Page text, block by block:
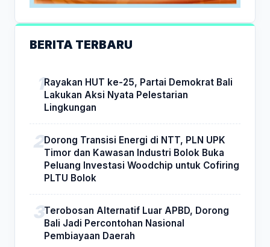
BERITA TERBARU
Rayakan HUT ke-25, Partai Demokrat Bali
Lakukan Aksi Nyata Pelestarian
Lingkungan
Dorong Transisi Energi di NTT, PLN UPK
Timor dan Kawasan Industri Bolok Buka
Peluang Investasi Woodchip untuk Cofiring
PLTU Bolok
Terobosan Alternatif Luar APBD, Dorong
Bali Jadi Percontohan Nasional
Pembiayaan Daerah